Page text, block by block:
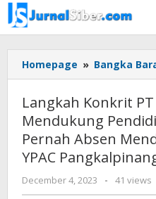
Skip
to
content
Homepage » Bangka
Langkah Konkrit
Mendukung
Pernah Absen
YPAC
December 4, 2023
by
Jurnalsiber
- 41 views